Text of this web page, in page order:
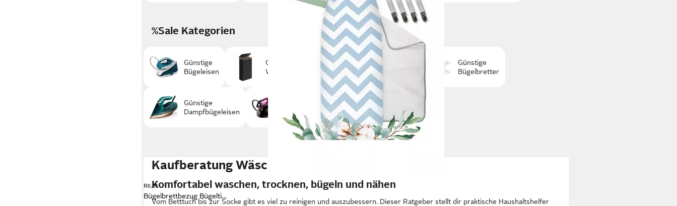
RIIJK
Bügelbrettbezug Bügeltischbezug
%Sale Kategorien
Günstige
Bügeleisen
Günstige
Wäschesammler
Günstige
Nähmaschinen
Günstige
Bügelbretter
Günstige
Dampfbügeleisen
Dampfbügelstationen
Kaufberatung Wäschepflege
Komfortabel waschen, trocknen, bügeln und nähen
Vom Betttuch bis zur Socke gibt es viel zu reinigen und auszubessern. Dieser Ratgeber stellt dir praktische Haushaltshelfer